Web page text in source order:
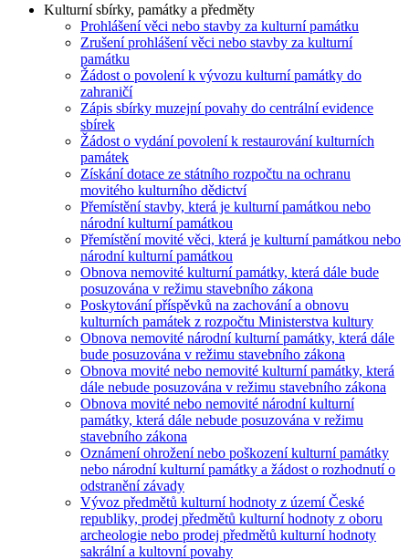
Kulturní sbírky, památky a předměty
Prohlášení věci nebo stavby za kulturní památku
Zrušení prohlášení věci nebo stavby za kulturní
památku
Žádost o povolení k vývozu kulturní památky do
zahraničí
Zápis sbírky muzejní povahy do centrální evidence
sbírek
Žádost o vydání povolení k restaurování kulturních
památek
Získání dotace ze státního rozpočtu na ochranu
movitého kulturního dědictví
Přemístění stavby, která je kulturní památkou nebo
národní kulturní památkou
Přemístění movité věci, která je kulturní památkou nebo
národní kulturní památkou
Obnova nemovité kulturní památky, která dále bude
posuzována v režimu stavebního zákona
Poskytování příspěvků na zachování a obnovu
kulturních památek z rozpočtu Ministerstva kultury
Obnova nemovité národní kulturní památky, která dále
bude posuzována v režimu stavebního zákona
Obnova movité nebo nemovité kulturní památky, která
dále nebude posuzována v režimu stavebního zákona
Obnova movité nebo nemovité národní kulturní
památky, která dále nebude posuzována v režimu
stavebního zákona
Oznámení ohrožení nebo poškození kulturní památky
nebo národní kulturní památky a žádost o rozhodnutí o
odstranění závady
Vývoz předmětů kulturní hodnoty z území České
republiky, prodej předmětů kulturní hodnoty z oboru
archeologie nebo prodej předmětů kulturní hodnoty
sakrální a kultovní povahy